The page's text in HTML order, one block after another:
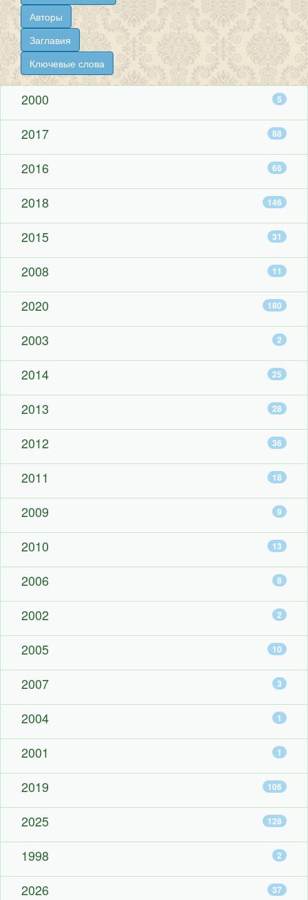
2000 5
2017 88
2016 66
2018 146
2015 31
2008 11
2020 180
2003 2
2014 25
2013 28
2012 36
2011 18
2009 9
2010 13
2006 8
2002 2
2005 10
2007 3
2004 1
2001 1
2019 106
2025 128
1998 2
2026 37